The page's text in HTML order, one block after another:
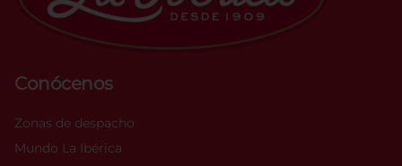
Conócenos
Zonas de despacho
Mundo La Ibérica